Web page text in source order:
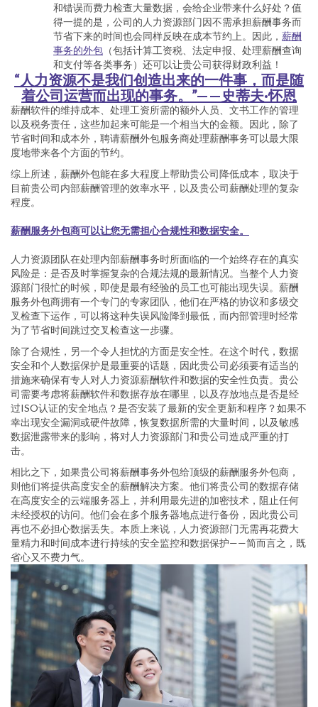
和错误而费力检查大量数据，会给企业带来什么好处？值
得一提的是，公司的人力资源部门因不需承担薪酬事务而
节省下来的时间也会同样反映在成本节约上。因此， 薪酬
事务的外包 （包括计算工资税、法定申报、处理薪酬查询
和支付等各类事务）还可以让贵公司获得财政利益！
“人力资源不是我们创造出来的一件事，而是随
着公司运营而出现的事务。”——史蒂夫·怀恩
薪酬软件的维持成本、处理工资所需的额外人员、文书工作的管理
以及税务责任，这些加起来可能是一个相当大的金额。因此，除了
节省时间和成本外，聘请薪酬外包服务商处理薪酬事务可以最大限
度地带来各个方面的节约。
综上所述，薪酬外包能在多大程度上帮助贵公司降低成本，取决于
目前贵公司内部薪酬管理的效率水平，以及贵公司薪酬处理的复杂
程度。
薪酬服务外包商可以让您无需担心合规性和数据安全。
人力资源团队在处理内部薪酬事务时所面临的一个始终存在的真实
风险是：是否及时掌握复杂的合规法规的最新情况。当整个人力资
源部门很忙的时候，即使是最有经验的员工也可能出现失误。薪酬
服务外包商拥有一个专门的专家团队，他们在严格的协议和多级交
叉检查下运作，可以将这种失误风险降到最低，而内部管理时经常
为了节省时间跳过交叉检查这一步骤。
除了合规性，另一个令人担忧的方面是安全性。在这个时代，数据
安全和个人数据保护是最重要的话题，因此贵公司必须要有适当的
措施来确保有专人对人力资源薪酬软件和数据的安全性负责。贵公
司需要考虑将薪酬软件和数据存放在哪里，以及存放地点是否是经
过ISO认证的安全地点？是否安装了最新的安全更新和程序？如果不
幸出现安全漏洞或硬件故障，恢复数据所需的大量时间，以及敏感
数据泄露带来的影响，将对人力资源部门和贵公司造成严重的打
击。
相比之下，如果贵公司将薪酬事务外包给顶级的薪酬服务外包商，
则他们将提供高度安全的薪酬解决方案。他们将贵公司的数据存储
在高度安全的云端服务器上，并利用最先进的加密技术，阻止任何
未经授权的访问。他们会在多个服务器地点进行备份，因此贵公司
再也不必担心数据丢失。本质上来说，人力资源部门无需再花费大
量精力和时间成本进行持续的安全监控和数据保护——简而言之，既
省心又不费力气。